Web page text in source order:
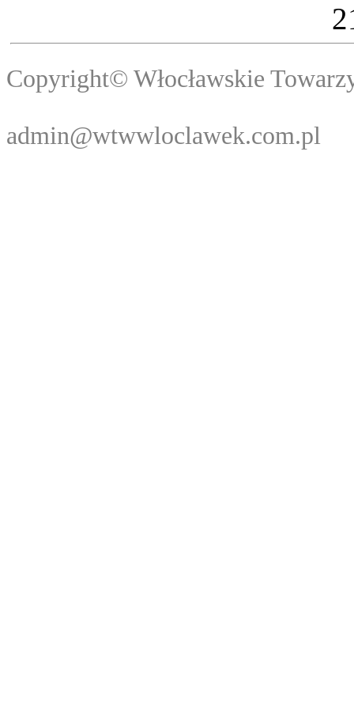
2
Copyright©
admin@wtwwloclawek.com.pl